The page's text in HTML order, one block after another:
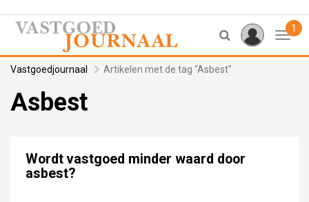
1
Vastgoedjournaal Artikelen met de tag "Asbest"
Asbest
Wordt vastgoed minder waard door
asbest?